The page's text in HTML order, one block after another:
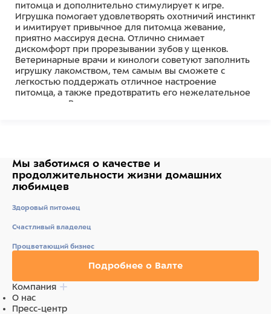
питомца и дополнительно стимулирует к игре.
Игрушка помогает удовлетворять охотничий инстинкт
и имитирует привычное для питомца жевание,
приятно массируя десна. Отлично снимает
дискомфорт при прорезывании зубов у щенков.
Ветеринарные врачи и кинологи советуют заполнить
игрушку лакомством, тем самым вы сможете с
легкостью поддержать отличное настроение
питомца, а также предотвратить его нежелательное
поведение. Важно: перед использованием удалите
Состав
Каучук
Мы заботимся о качестве и
продолжительности жизни домашних
любимцев
Здоровый питомец
Счастливый владелец
Процветающий бизнес
Подробнее о Валте
Компания
О нас
Пресс-центр